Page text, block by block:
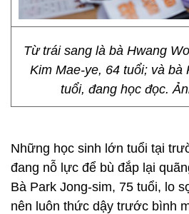
Từ trái sang là bà Hwang
Kim Mae-ye, 64 tuổi; và bà
tuổi, đang học đọc.
Những học sinh lớn tuổi tại
đang nỗ lực để bù đắp lại
Bà Park Jong-sim, 75 tuổi, lo
nên luôn thức dậy trước bình